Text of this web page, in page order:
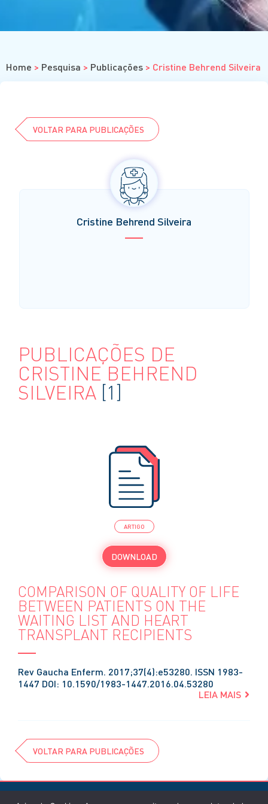
Home > Pesquisa > Publicações > Cristine Behrend Silveira
VOLTAR PARA PUBLICAÇÕES
Cristine Behrend Silveira
PUBLICAÇÕES DE
CRISTINE BEHREND
SILVEIRA [1]
ARTIGO
DOWNLOAD
COMPARISON OF QUALITY OF LIFE
BETWEEN PATIENTS ON THE
WAITING LIST AND HEART
TRANSPLANT RECIPIENTS
Rev Gaucha Enferm. 2017;37(4):e53280. ISSN 1983-
1447 DOI: 10.1590/1983-1447.2016.04.53280
LEIA MAIS
VOLTAR PARA PUBLICAÇÕES